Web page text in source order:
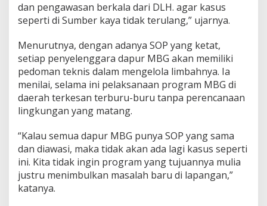
dan pengawasan berkala dari DLH. agar kasus
seperti di Sumber kaya tidak terulang,” ujarnya.
Menurutnya, dengan adanya SOP yang ketat,
setiap penyelenggara dapur MBG akan memiliki
pedoman teknis dalam mengelola limbahnya. Ia
menilai, selama ini pelaksanaan program MBG di
daerah terkesan terburu-buru tanpa perencanaan
lingkungan yang matang.
“Kalau semua dapur MBG punya SOP yang sama
dan diawasi, maka tidak akan ada lagi kasus seperti
ini. Kita tidak ingin program yang tujuannya mulia
justru menimbulkan masalah baru di lapangan,”
katanya.